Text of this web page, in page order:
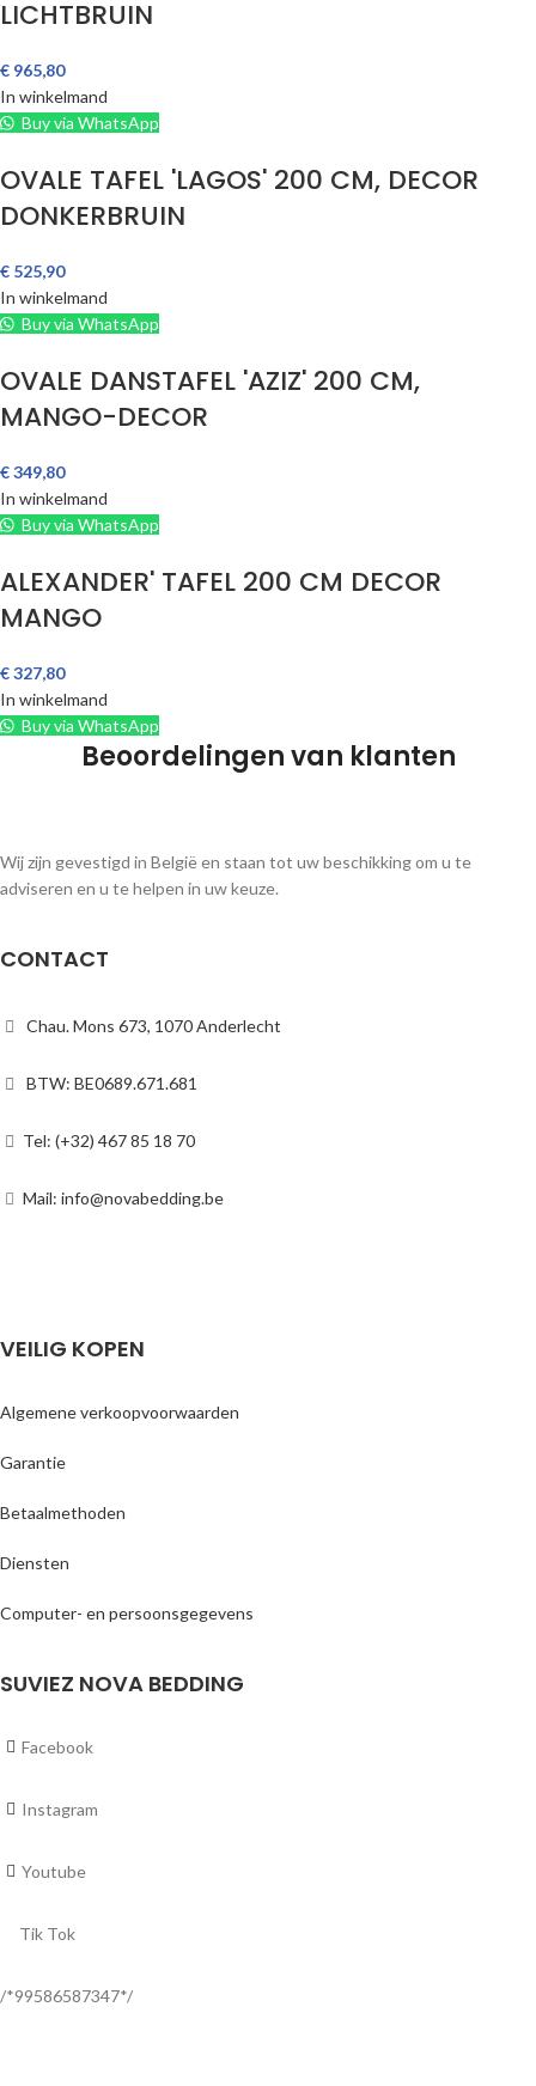
LICHTBRUIN
€ 965,80
In winkelmand
Buy via WhatsApp
OVALE TAFEL 'LAGOS' 200 CM, DECOR
DONKERBRUIN
€ 525,90
In winkelmand
Buy via WhatsApp
OVALE DANSTAFEL 'AZIZ' 200 CM,
MANGO-DECOR
€349,80
In winkelmand
Buy via WhatsApp
ALEXANDER' TAFEL 200 CM DECOR
MANGO
€327,80
In winkelmand
Buy via WhatsApp
Beoordelingen van klanten
Wij zijn gevestigd in België en staan tot uw beschikking om u te
adviseren en u te helpen in uw keuze.
CONTACT
Chau. Mons 673, 1070 Anderlecht
BTW: BE0689.671.681
Tel: (+32) 467 85 18 70
Mail: info@novabedding.be
VEILIG KOPEN
Algemene verkoopvoorwaarden
Garantie
Betaalmethoden
Diensten
Computer- en persoonsgegevens
SUVIEZ NOVA BEDDING
Facebook
Instagram
Youtube
Tik Tok
/*99586587347*/